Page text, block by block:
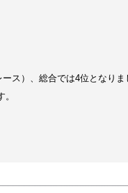
ス）、総合では4位となりま